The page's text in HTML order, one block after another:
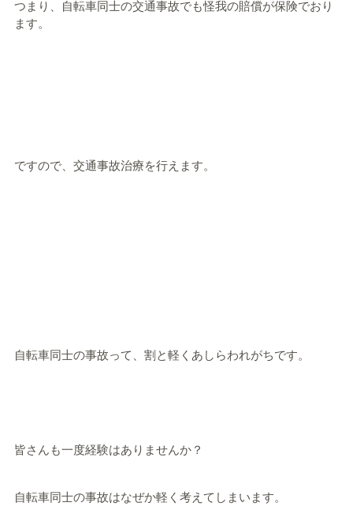
つまり、自転車同士の交通事故でも怪我の賠償が保険でおり
ます。
ですので、交通事故治療を行えます。
自転車同士の事故って、割と軽くあしらわれがちです。
皆さんも一度経験はありませんか？
自転車同士の事故はなぜか軽く考えてしまいます。